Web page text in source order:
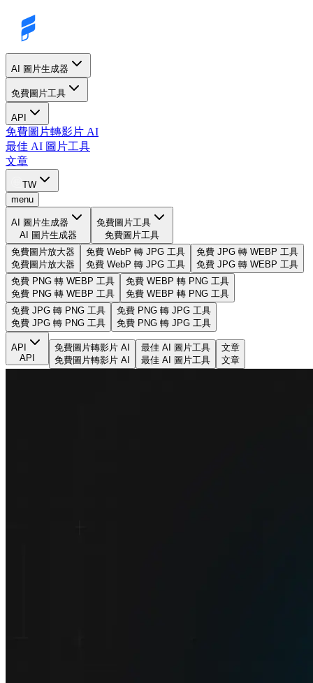
AI 圖片生成器
免費圖片工具
API
免費圖片轉影片 AI
最佳 AI 圖片工具
文章
TW
menu
AI 圖片生成器
AI 圖片生成器
免費圖片工具
免費圖片工具
免費圖片放大器
免費圖片放大器
免費 WebP 轉 JPG 工具
免費 WebP 轉 JPG 工具
免費 JPG 轉 WEBP 工具
免費 JPG 轉 WEBP 工具
免費 PNG 轉 WEBP 工具
免費 PNG 轉 WEBP 工具
免費 WEBP 轉 PNG 工具
免費 WEBP 轉 PNG 工具
免費 JPG 轉 PNG 工具
免費 JPG 轉 PNG 工具
免費 PNG 轉 JPG 工具
免費 PNG 轉 JPG 工具
API
API
免費圖片轉影片 AI
免費圖片轉影片 AI
最佳 AI 圖片工具
最佳 AI 圖片工具
文章
文章